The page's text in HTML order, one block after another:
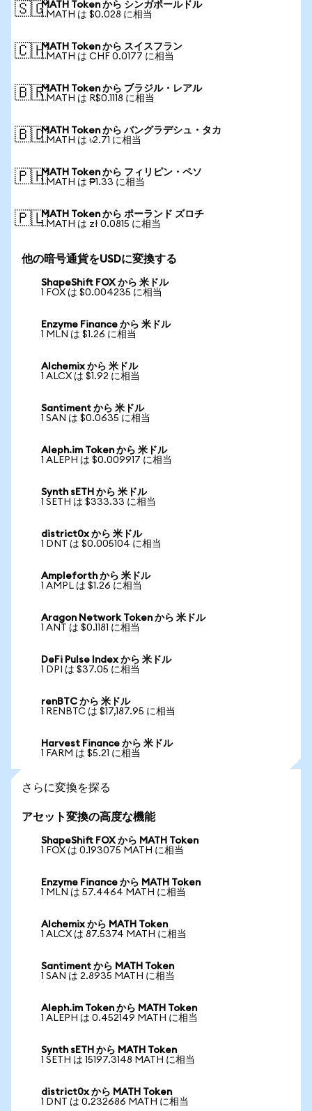
🇸🇬MATH Token から シンガポールドル
1 MATH は $0.028 に相当
🇨🇭MATH Token から スイスフラン
1 MATH は CHF 0.0177 に相当
🇧🇷MATH Token から ブラジル・レアル
1 MATH は R$0.1118 に相当
🇧🇩MATH Token から バングラデシュ・タカ
1 MATH は ৳2.71 に相当
🇵🇭MATH Token から フィリピン・ペソ
1 MATH は ₱1.33 に相当
🇵🇱MATH Token から ポーランド ズロチ
1 MATH は zł 0.0815 に相当
他の暗号通貨をUSDに変換する
ShapeShift FOX から 米ドル
1 FOX は $0.004235 に相当
Enzyme Finance から 米ドル
1 MLN は $1.26 に相当
Alchemix から 米ドル
1 ALCX は $1.92 に相当
Santiment から 米ドル
1 SAN は $0.0635 に相当
Aleph.im Token から 米ドル
1 ALEPH は $0.009917 に相当
Synth sETH から 米ドル
1 SETH は $333.33 に相当
district0x から 米ドル
1 DNT は $0.005104 に相当
Ampleforth から 米ドル
1 AMPL は $1.26 に相当
Aragon Network Token から 米ドル
1 ANT は $0.1181 に相当
DeFi Pulse Index から 米ドル
1 DPI は $37.05 に相当
renBTC から 米ドル
1 RENBTC は $17,187.95 に相当
Harvest Finance から 米ドル
1 FARM は $5.21 に相当
さらに変換を探る
アセット変換の高度な機能
ShapeShift FOX から MATH Token
1 FOX は 0.193075 MATH に相当
Enzyme Finance から MATH Token
1 MLN は 57.4464 MATH に相当
Alchemix から MATH Token
1 ALCX は 87.5374 MATH に相当
Santiment から MATH Token
1 SAN は 2.8935 MATH に相当
Aleph.im Token から MATH Token
1 ALEPH は 0.452149 MATH に相当
Synth sETH から MATH Token
1 SETH は 15197.3148 MATH に相当
district0x から MATH Token
1 DNT は 0.232686 MATH に相当